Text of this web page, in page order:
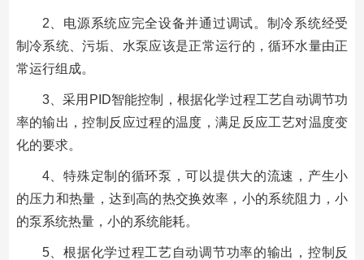
2、电源系统应完全设备并通过调试。制冷系统经受
制冷系统、污垢、水泵应该是正常运行的，循环水量由正
常运行组成。
3、采用PID智能控制，根据化学过程工艺自动调节功
率的输出，控制反应过程的温度，满足反应工艺对温度变
化的要求。
4、特殊定制的循环泵，可以提供大的流速，产生小
的压力和热量，达到高的热交换效率，小的系统阻力，小
的泵系统热量，小的系统能耗。
5、根据化学过程工艺自动调节功率的输出，控制反